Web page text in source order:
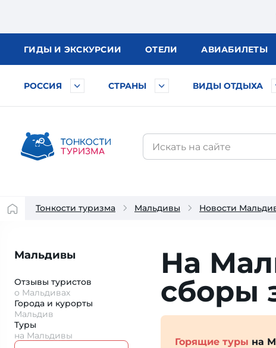
ГИДЫ И ЭКСКУРСИИ ОТЕЛИ АВИАБИЛЕТЫ
РОССИЯ СТРАНЫ ВИДЫ ОТДЫХА
Тонкости туризма Мальдивы Новости
Мальдивы
Отзывы туристов
о Мальдивах
Города и курорты
Мальдив
Туры
на Мальдивы
На
сборы
Горящие туры на